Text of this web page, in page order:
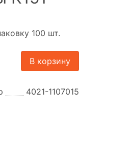
100 шт.
В корзину
4021-1107015